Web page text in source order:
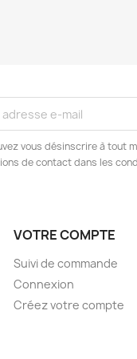
vous désinscrire à tout
de contact dans les
VOTRE COMPTE
Suivi de commande
Connexion
Créez votre compte